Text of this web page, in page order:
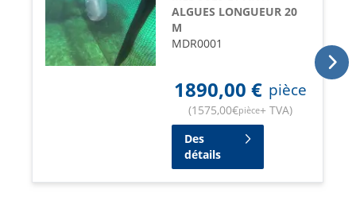
ALGUES LONGUEUR 20
M
MDR0001
1890,00 € pièce
(1575,00€pièce+ TVA)
Des
détails